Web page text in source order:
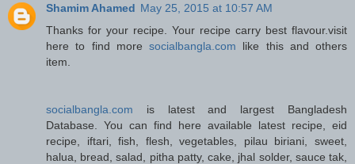
Shamim Ahamed May 25, 2015 at 10:57 AM
Thanks for your recipe. Your recipe carry best flavour.visit
here to find more socialbangla.com like this and others
item.
socialbangla.com is latest and largest Bangladesh
Database. You can find here available latest recipe, eid
recipe, iftari, fish, flesh, vegetables, pilau biriani, sweet,
halua, bread, salad, pitha patty, cake, jhal solder, sauce tak,